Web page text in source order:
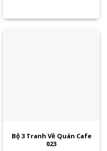
Bộ 3 Tranh Về Quán Cafe
023